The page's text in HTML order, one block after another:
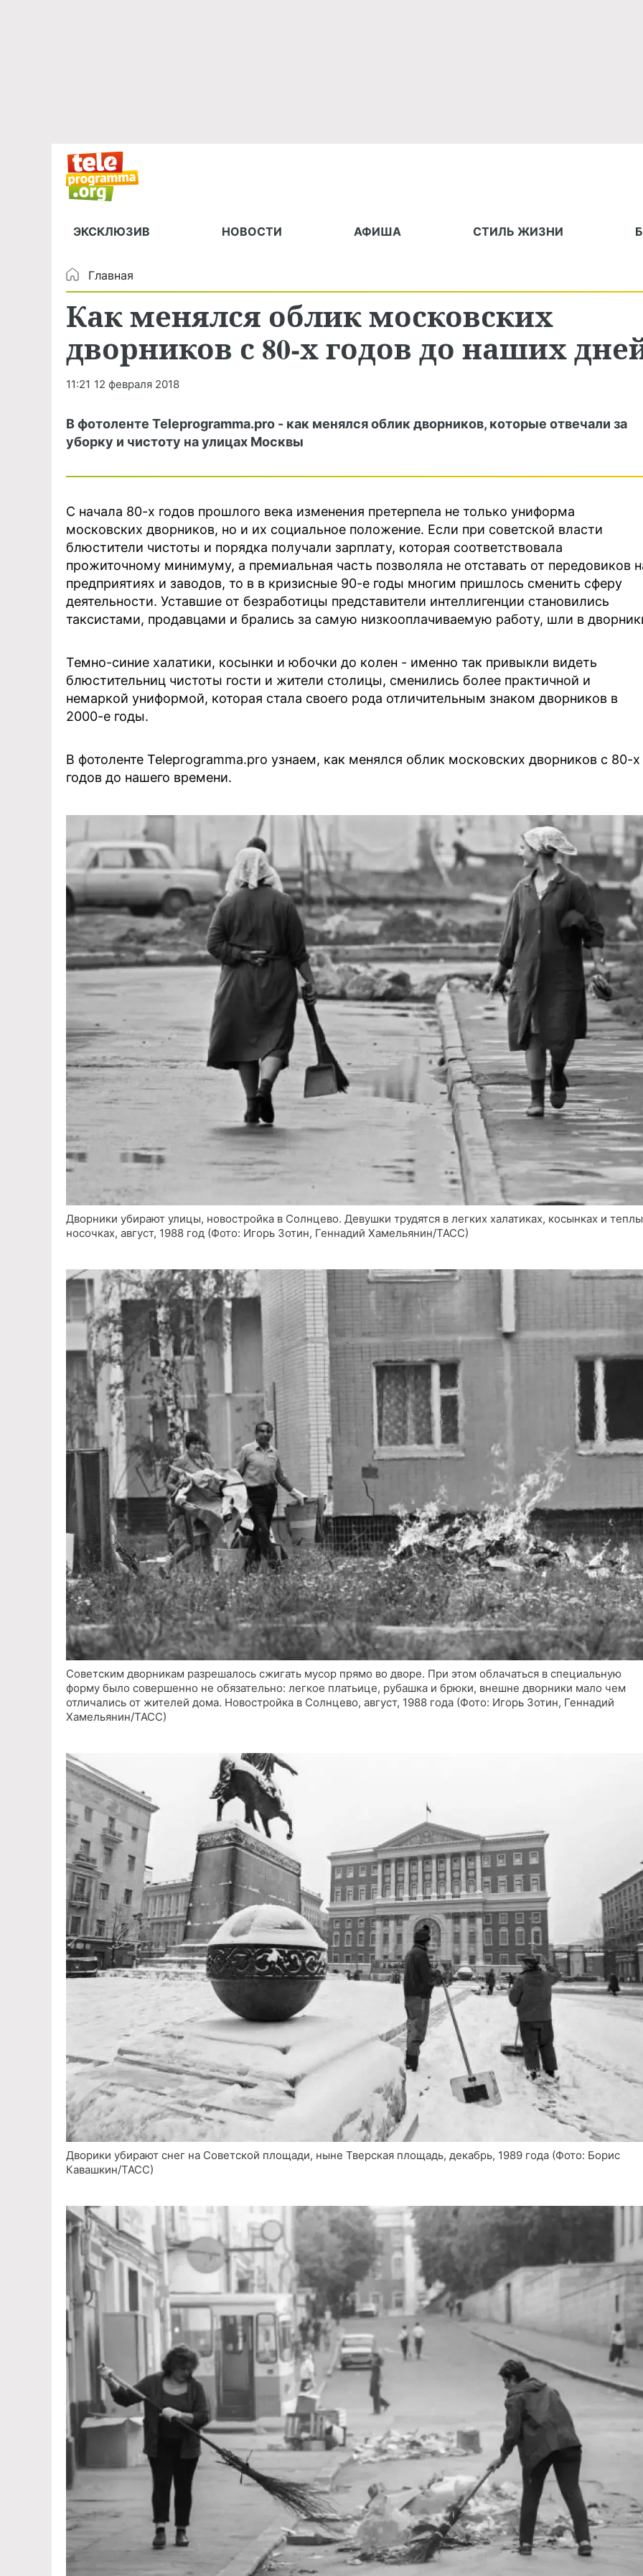
ЭКСКЛЮЗИВ НОВОСТИ АФИША СТИЛЬ ЖИЗНИ
Главная
Как менялся облик московских
дворников с 80-х годов до наших
11:21 12 февраля 2018
В фотоленте Teleprogramma.pro - как менялся облик дворников, которые отвечали за
уборку и чистоту на улицах Москвы
С начала 80-х годов прошлого века изменения претерпела не только униформа
московских дворников, но и их социальное положение. Если при советской власти
блюстители чистоты и порядка получали зарплату, которая соответствовала
прожиточному минимуму, а премиальная часть позволяла не отставать от передовиков
предприятиях и заводов, то в в кризисные 90-е годы многим пришлось сменить сферу
деятельности. Уставшие от безработицы представители интеллигенции становились
таксистами, продавцами и брались за самую низкооплачиваемую работу, шли в
Темно-синие халатики, косынки и юбочки до колен - именно так привыкли видеть
блюстительниц чистоты гости и жители столицы, сменились более практичной и
немаркой униформой, которая стала своего рода отличительным знаком дворников в
2000-е годы.
В фотоленте Teleprogramma.pro узнаем, как менялся облик московских дворников с 80-х
годов до нашего времени.
Дворники убирают улицы, новостройка в Солнцево. Девушки трудятся в легких халатиках, косынках и
носочках, август, 1988 год (Фото: Игорь Зотин, Геннадий Хамельянин/ТАСС)
Советским дворникам разрешалось сжигать мусор прямо во дворе. При этом облачаться в специальную
форму было совершенно не обязательно: легкое платьице, рубашка и брюки, внешне дворники мало чем
отличались от жителей дома. Новостройка в Солнцево, август, 1988 года (Фото: Игорь Зотин, Геннадий
Хамельянин/ТАСС)
Дворики убирают снег на Советской площади, ныне Тверская площадь, декабрь, 1989 года (Фото: Борис
Кавашкин/ТАСС)